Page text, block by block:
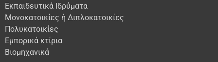
Εκπαιδευτικά Ιδρύματα
Μονοκατοικίες ή Διπλοκατοικίες
Πολυκατοικίες
Εμπορικά κτίρια
Βιομηχανικά